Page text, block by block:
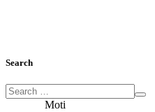
Search
Moti